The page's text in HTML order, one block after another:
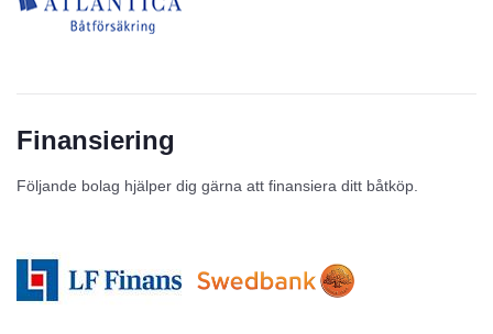
Finansiering
Följande bolag hjälper dig gärna att finansiera ditt båtköp.